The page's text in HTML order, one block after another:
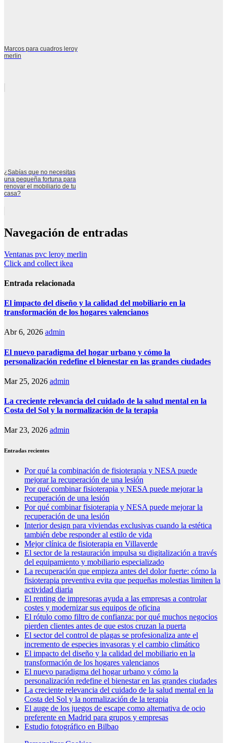
Marcos para cuadros leroy
merlin
¿Sabías que no necesitas
una pequeña fortuna para
renovar el mobiliario de tu
casa?
Navegación de entradas
Ventanas pvc leroy merlin
Click and collect ikea
Entrada relacionada
El impacto del diseño y la calidad del mobiliario en la
transformación de los hogares valencianos
Abr 6, 2026 admin
El nuevo paradigma del hogar urbano y cómo la
personalización redefine el bienestar en las grandes ciudades
Mar 25, 2026 admin
La creciente relevancia del cuidado de la salud mental en la
Costa del Sol y la normalización de la terapia
Mar 23, 2026 admin
Entradas recientes
Por qué la combinación de fisioterapia y NESA puede
mejorar la recuperación de una lesión
Por qué combinar fisioterapia y NESA puede mejorar la
recuperación de una lesión
Por qué combinar fisioterapia y NESA puede mejorar la
recuperación de una lesión
Interior design para viviendas exclusivas cuando la estética
también debe responder al estilo de vida
Mejor clínica de fisioterapia en Villaverde
El sector de la restauración impulsa su digitalización a través
del equipamiento y mobiliario especializado
La recuperación que empieza antes del dolor fuerte: cómo la
fisioterapia preventiva evita que pequeñas molestias limiten la
actividad diaria
El renting de impresoras ayuda a las empresas a controlar
costes y modernizar sus equipos de oficina
El rótulo como filtro de confianza: por qué muchos negocios
pierden clientes antes de que estos cruzan la puerta
El sector del control de plagas se profesionaliza ante el
incremento de especies invasoras y el cambio climático
El impacto del diseño y la calidad del mobiliario en la
transformación de los hogares valencianos
El nuevo paradigma del hogar urbano y cómo la
personalización redefine el bienestar en las grandes ciudades
La creciente relevancia del cuidado de la salud mental en la
Costa del Sol y la normalización de la terapia
El auge de los juegos de escape como alternativa de ocio
preferente en Madrid para grupos y empresas
Estudio fotográfico en Bilbao